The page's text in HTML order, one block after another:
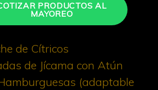
PRODUCTOS AL
MAYOREO
de Cítricos
de Jícama con Atún
(adaptable